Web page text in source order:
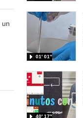
un
01′ 01″
40′ 17″